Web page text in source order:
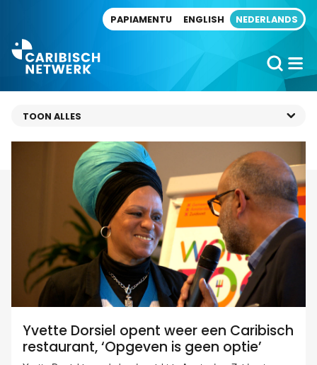
PAPIAMENTU ENGLISH NEDERLANDS
Yvette Dorsiel opent weer een Caribisch
restaurant, ‘Opgeven is geen optie’